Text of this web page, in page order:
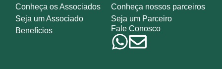
Conheça os Associados
Seja um Associado
Benefícios
Conheça nossos parceiros
Seja um Parceiro
Fale Conosco